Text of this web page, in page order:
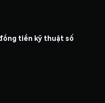
tiền kỹ thuật số